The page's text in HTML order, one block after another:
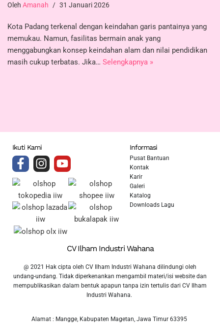
Oleh Amanah 31 Januari 2026
Kota Padang terkenal dengan keindahan garis pantainya yang
memukau. Namun, fasilitas bermain anak yang
menggabungkan konsep keindahan alam dan nilai pendidikan
masih cukup terbatas. Jika… Selengkapnya »
CV Ilham Industri Wahana
@ 2021 Hak cipta oleh CV Ilham Industri Wahana dilindungi oleh
undang-undang. Tidak diperkenankan mengambil materi/isi website dan
mempublikasikan dalam bentuk apapun tanpa izin tertulis dari CV Ilham
Industri Wahana.
Alamat : Mangge, Kabupaten Magetan, Jawa Timur 63395
Informasi
Pusat Bantuan
Kontak
Karir
Galeri
Katalog
Downloads Lagu
Ikuti Kami